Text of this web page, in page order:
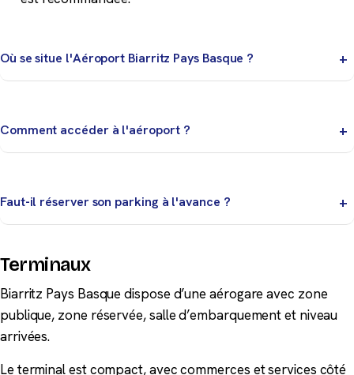
Où se situe l'Aéroport Biarritz Pays Basque ?
marqué par les week-ends et séjours courts.
Comment accéder à l'aéroport ?
Faut-il réserver son parking à l'avance ?
stationnements de plusieurs jours. La réservation en
Terminaux
Biarritz Pays Basque dispose d’une aérogare avec zone
publique, zone réservée, salle d’embarquement et niveau
arrivées.
Le terminal est compact, avec commerces et services côté